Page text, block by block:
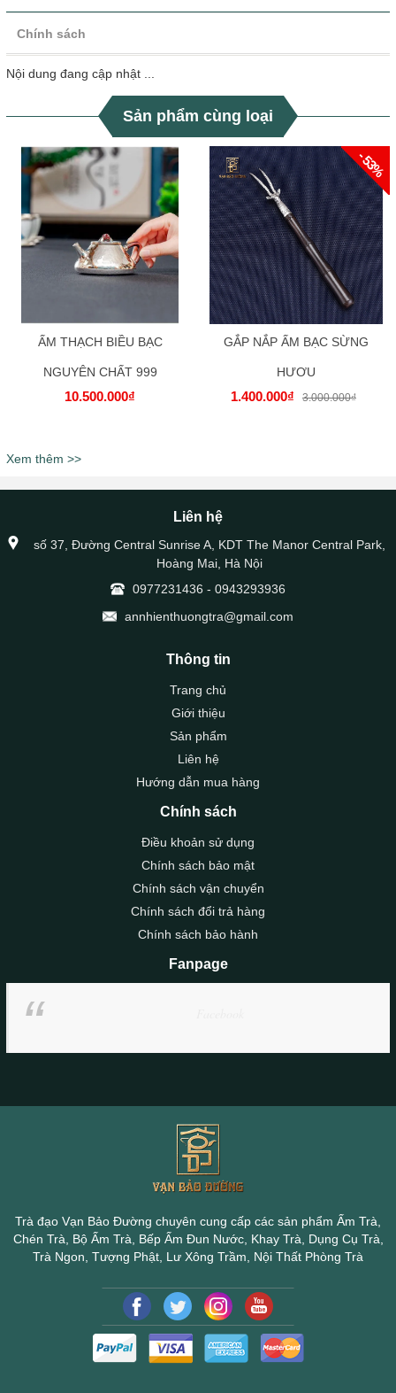
Chính sách
Nội dung đang cập nhật ...
Sản phẩm cùng loại
ẤM THẠCH BIỀU BẠC
NGUYÊN CHẤT 999
10.500.000₫
- 53%
GẮP NẮP ẤM BẠC SỪNG
HƯƠU
1.400.000₫ 3.000.000₫
Xem thêm >>
Liên hệ
số 37, Đường Central Sunrise A, KDT The Manor Central Park,
Hoàng Mai, Hà Nội
0977231436 - 0943293936
annhienthuongtra@gmail.com
Thông tin
Trang chủ
Giới thiệu
Sản phẩm
Liên hệ
Hướng dẫn mua hàng
Chính sách
Điều khoản sử dụng
Chính sách bảo mật
Chính sách vận chuyển
Chính sách đổi trả hàng
Chính sách bảo hành
Fanpage
Trà đạo Vạn Bảo Đường chuyên cung cấp các sản phẩm Ấm Trà,
Chén Trà, Bộ Ấm Trà, Bếp Ấm Đun Nước, Khay Trà, Dụng Cụ Trà,
Trà Ngon, Tượng Phật, Lư Xông Trầm, Nội Thất Phòng Trà